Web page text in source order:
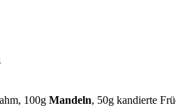
100g Mandeln, 50g kandierte